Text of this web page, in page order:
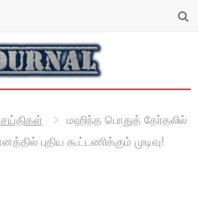
மஹிந்த பொதுத் தேர்தலில்
புதிய கூட்டணிக்கும் முடிவு!